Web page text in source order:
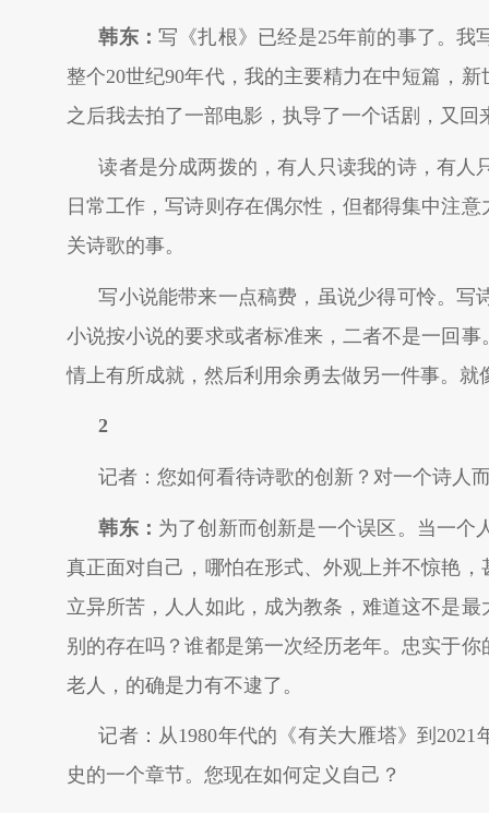
韩东： 写《扎根》已经是25年前的事了。我
整个20世纪90年代，我的主要精力在中短篇，
之后我去拍了一部电影，执导了一个话剧，又
读者是分成两拨的，有人只读我的诗，有人
日常工作，写诗则存在偶尔性，但都得集中注
关诗歌的事。
写小说能带来一点稿费，虽说少得可怜。写
小说按小说的要求或者标准来，二者不是一回
情上有所成就，然后利用余勇去做另一件事。
2
记者：您如何看待诗歌的创新？对一个诗人
韩东： 为了创新而创新是一个误区。当一个
真正面对自己，哪怕在形式、外观上并不惊艳
立异所苦，人人如此，成为教条，难道这不是
别的存在吗？谁都是第一次经历老年。忠实于
老人，的确是力有不逮了。
记者：从1980年代的《有关大雁塔》到
史的一个章节。您现在如何定义自己？